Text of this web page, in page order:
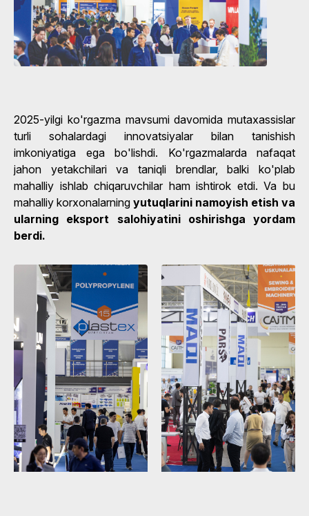
2025-yilgi ko'rgazma mavsumi davomida mutaxassislar
turli sohalardagi innovatsiyalar bilan tanishish
imkoniyatiga ega bo'lishdi. Ko'rgazmalarda nafaqat
jahon yetakchilari va taniqli brendlar, balki ko'plab
mahalliy ishlab chiqaruvchilar ham ishtirok etdi. Va bu
mahalliy korxonalarning yutuqlarini namoyish etish va
ularning eksport salohiyatini oshirishga yordam
berdi.